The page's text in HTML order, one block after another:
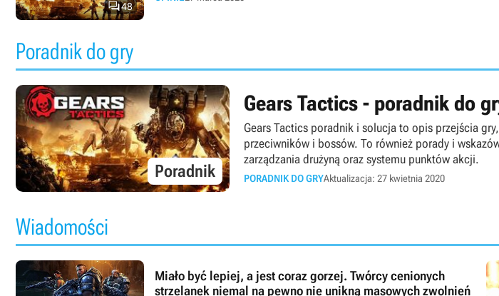
48
Poradnik do gry
Poradnik
Gears Tactics - poradnik do
Gears Tactics poradnik i solucja to opis przejścia
przeciwników i bossów. To również porady i
zarządzania drużyną oraz systemu punktów akcji.
PORADNIK DO GRYAktualizacja: 27 kwietnia 2020
Wiadomości
Miało być lepiej, a jest coraz gorzej. Twórcy cenionych
strzelanek niemal na pewno nie unikną masowych zwolnień